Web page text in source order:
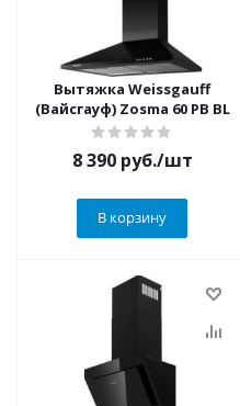
Вытяжка Weissgauff
(Вайсгауф) Zosma 60 PB BL
8 390руб./шт
В корзину